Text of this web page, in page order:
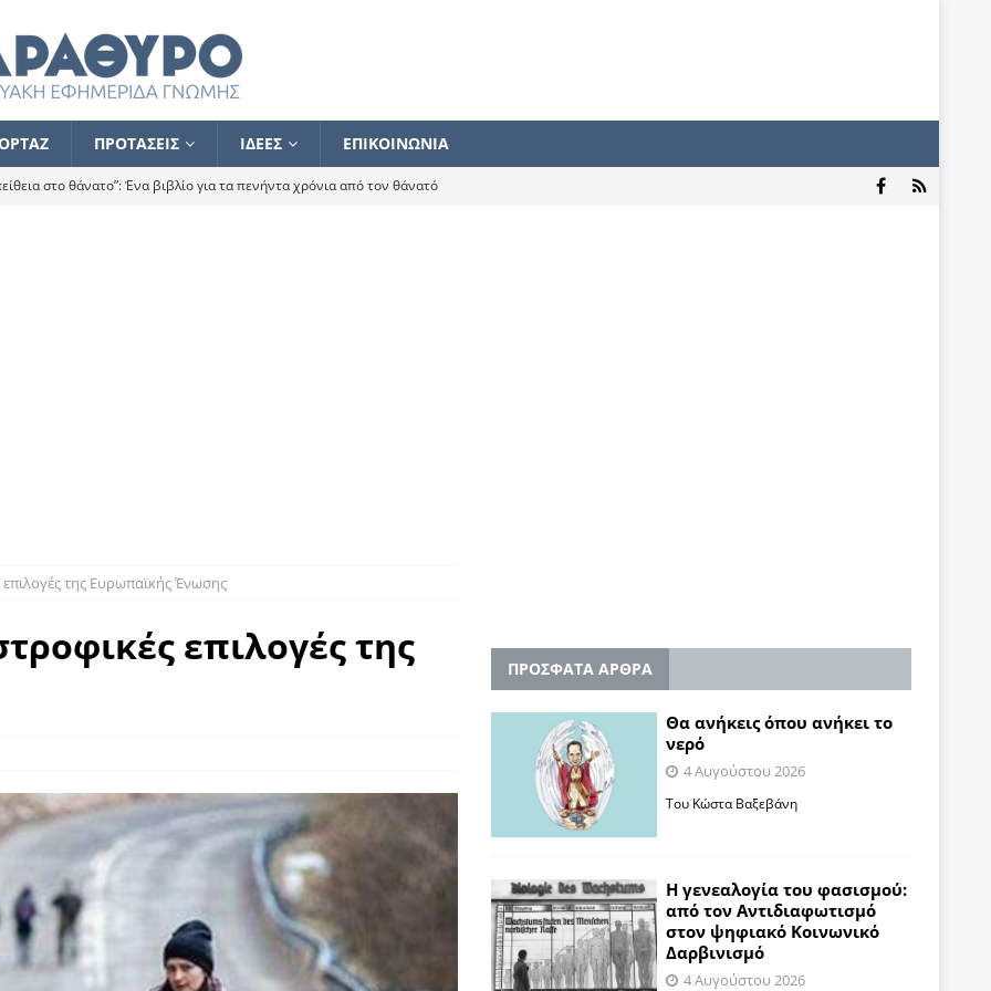
ΠΡΟΤΑΣΕΙΣ ΙΔΕΕΣ ΕΠΙΚΟΙΝΩΝΙΑ
στο θάνατο”: Ένα βιβλίο για τα πενήντα χρόνια από τον θάνατό
βάζει τα χέρια της και βγάζει τα μάτια της
ΑΠΟΨΕΙΣ
ΗΠΑ-Σαουδικής Αραβίας
ΠΡΟΒΟΛΕΣ
Πώς ένας αποτυχημένος κοινοβουλευτικός έγινε
και δεν εκβιάζεται
ΠΑΡΕΜΒΑΣΕΙΣ
δεύτερης θέσης είναι (πολύ) ανοιχτή ακόμη. Προς αναμέτρηση
της Ευρωπαϊκής Ένωσης
επιλογές της
ΠΡΟΣΦΑΤΑ ΑΡΘΡΑ
Θα ανήκεις όπου ανήκει το
νερό
4 Αυγούστου 2026
Του Κώστα Βαξεβάνη
Η γενεαλογία του φασισμού:
από τον Αντιδιαφωτισμό
στον ψηφιακό Κοινωνικό
Δαρβινισμό
4 Αυγούστου 2026